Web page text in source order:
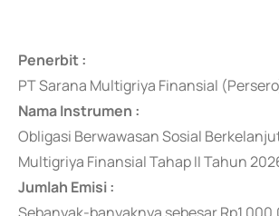
Penerbit :
PT Sarana Multigriya Finansial
Nama Instrumen :
Obligasi Berwawasan Sosial
Multigriya Finansial Tahap II Tahun
Jumlah Emisi :